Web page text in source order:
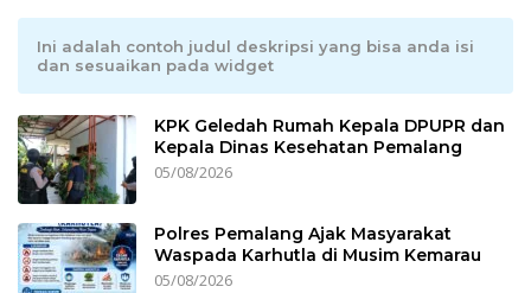
Ini adalah contoh judul deskripsi yang bisa anda isi
dan sesuaikan pada widget
KPK Geledah Rumah Kepala DPUPR dan
Kepala Dinas Kesehatan Pemalang
05/08/2026
Polres Pemalang Ajak Masyarakat
Waspada Karhutla di Musim Kemarau
05/08/2026